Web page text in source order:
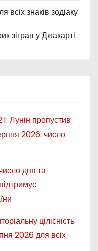
знаків зодіаку
зіграв у Джакарті
Лунін пропустив
2026: число
дня та
цілісність
2026 для всіх